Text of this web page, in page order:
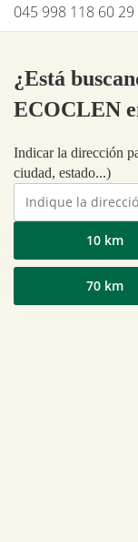
045 998 118 60 29
¿Está
ECOCLEN
Indicar la dirección
ciudad, estado...)
10 km
70 km